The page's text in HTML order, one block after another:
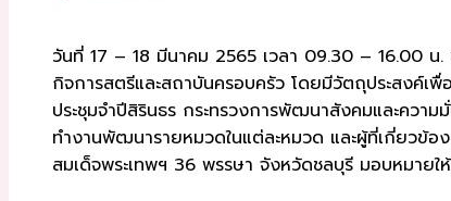
วันที่ 17 – 18 มีนาคม 2565 เวลา 09.30 – 16.00 น
กิจการสตรีและสถาบันครอบครัว โดยมีวัตถุประสงค์เ
ประชุมจำปีสิรินธร กระทรวงการพัฒนาสังคมและคว
ทำงานพัฒนารายหมวดในแต่ละหมวด และผู้ที่เกี่ยวข้
สมเด็จพระเทพฯ 36 พรรษา จังหวัดชลบุรี มอบหมาย